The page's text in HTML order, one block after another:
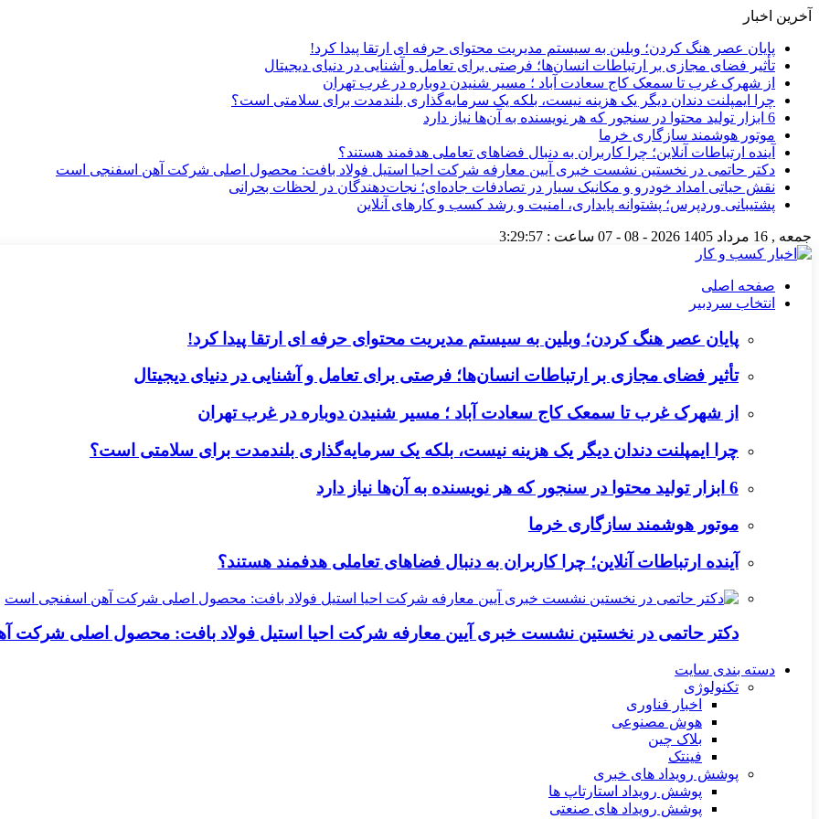
آخرین اخبار
پایان عصر هنگ کردن؛ وبلین به سیستم مدیریت محتوای حرفه ای ارتقا پیدا کرد!
تأثیر فضای مجازی بر ارتباطات انسان‌ها؛ فرصتی برای تعامل و آشنایی در دنیای دیجیتال
از شهرک غرب تا سمعک کاج سعادت آباد ؛ مسیر شنیدن دوباره در غرب تهران
چرا ایمپلنت دندان دیگر یک هزینه نیست، بلکه یک سرمایه‌گذاری بلندمدت برای سلامتی است؟
6 ابزار تولید محتوا در سنجور که هر نویسنده به آن‌ها نیاز دارد
موتور هوشمند سازگاری خرما
آینده ارتباطات آنلاین؛ چرا کاربران به دنبال فضاهای تعاملی هدفمند هستند؟
دکتر حاتمی در نخستین نشست خبری آیین معارفه شرکت احیا استیل فولاد بافت: محصول اصلی شرکت آهن اسفنجی است
نقش حیاتی امداد خودرو و مکانیک سیار در تصادفات جاده‌ای؛ نجات‌دهندگان در لحظات بحرانی
پشتیبانی وردپرس؛ پشتوانه پایداری، امنیت و رشد کسب‌ و کارهای آنلاین
جمعه , 16 مرداد 1405 2026 - 08 - 07 ساعت : 3:29:57
صفحه اصلی
انتخاب سردبیر
پایان عصر هنگ کردن؛ وبلین به سیستم مدیریت محتوای حرفه ای ارتقا پیدا کرد!
تأثیر فضای مجازی بر ارتباطات انسان‌ها؛ فرصتی برای تعامل و آشنایی در دنیای دیجیتال
از شهرک غرب تا سمعک کاج سعادت آباد ؛ مسیر شنیدن دوباره در غرب تهران
چرا ایمپلنت دندان دیگر یک هزینه نیست، بلکه یک سرمایه‌گذاری بلندمدت برای سلامتی است؟
6 ابزار تولید محتوا در سنجور که هر نویسنده به آن‌ها نیاز دارد
موتور هوشمند سازگاری خرما
آینده ارتباطات آنلاین؛ چرا کاربران به دنبال فضاهای تعاملی هدفمند هستند؟
دکتر حاتمی در نخستین نشست خبری آیین معارفه شرکت احیا استیل فولاد بافت: محصول اصلی شرکت
دسته بندی سایت
تکنولوژی
اخبار فناوری
هوش مصنوعی
بلاک چین
فینتک
پوشش رویداد های خبری
پوشش رویداد استارتاپ ها
پوشش رویداد های صنعتی